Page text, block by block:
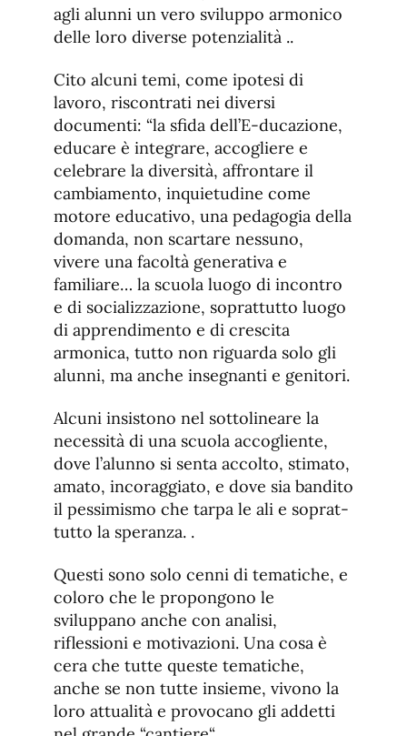
agli alunni un vero sviluppo armonico
delle loro diverse potenzialità ..
Cito alcuni temi, come ipotesi di
lavoro, riscontrati nei diversi
documenti: “la sfida dell’E-ducazione,
educare è integrare, accogliere e
celebrare la diversità, affrontare il
cambiamento, inquietudine come
motore educativo, una pedagogia della
domanda, non scartare nessuno,
vivere una facoltà generativa e
familiare… la scuola luogo di incontro
e di socializzazione, soprattutto luogo
di apprendimento e di crescita
armonica, tutto non riguarda solo gli
alunni, ma anche insegnanti e genitori.
Alcuni insistono nel sottolineare la
necessità di una scuola accogliente,
dove l’alunno si senta accolto, stimato,
amato, incoraggiato, e dove sia bandito
il pessimismo che tarpa le ali e soprat-
tutto la speranza. .
Questi sono solo cenni di tematiche, e
coloro che le propongono le
sviluppano anche con analisi,
riflessioni e motivazioni. Una cosa è
cera che tutte queste tematiche,
anche se non tutte insieme, vivono la
loro attualità e provocano gli addetti